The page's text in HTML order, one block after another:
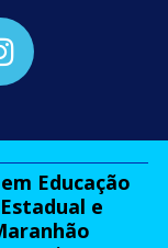
Educação
e